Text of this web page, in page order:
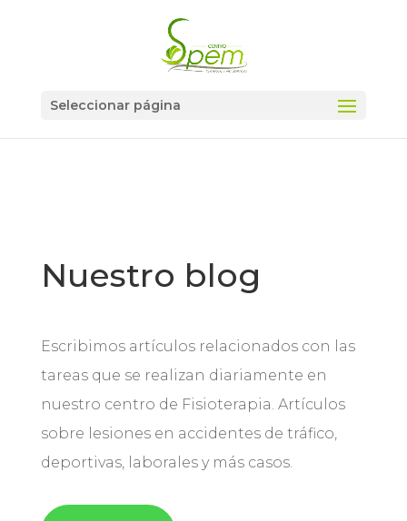
Seleccionar página
Nuestro blog
Escribimos artículos relacionados con las
tareas que se realizan diariamente en
nuestro centro de Fisioterapia. Artículos
sobre lesiones en accidentes de tráfico,
deportivas, laborales y más casos.